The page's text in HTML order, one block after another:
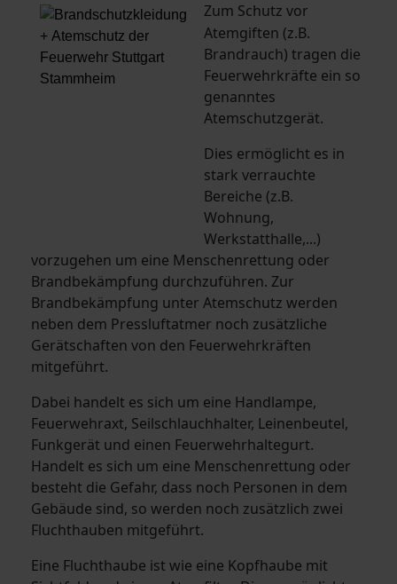
Zum Schutz vor
Atemgiften (z.B.
Brandrauch) tragen die
Feuerwehrkräfte ein so
genanntes
Atemschutzgerät.
Dies ermöglicht es in
stark verrauchte
Bereiche (z.B.
Wohnung,
Werkstatthalle,...)
vorzugehen um eine Menschenrettung oder
Brandbekämpfung durchzuführen. Zur
Brandbekämpfung unter Atemschutz werden
neben dem Pressluftatmer noch zusätzliche
Gerätschaften von den Feuerwehrkräften
mitgeführt.
Dabei handelt es sich um eine Handlampe,
Feuerwehraxt, Seilschlauchhalter, Leinenbeutel,
Funkgerät und einen Feuerwehrhaltegurt.
Handelt es sich um eine Menschenrettung oder
besteht die Gefahr, dass noch Personen in dem
Gebäude sind, so werden noch zusätzlich zwei
Fluchthauben mitgeführt.
Eine Fluchthaube ist wie eine Kopfhaube mit